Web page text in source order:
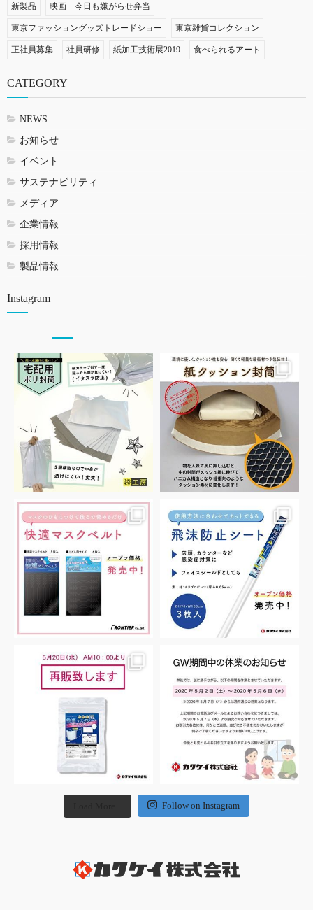
新製品 映画 今日も嫌がらせ弁当
東京ファッショングッズトレードショー 東京雑貨コレクション
正社員募集 社員研修 紙加工技術展2019 食べられるアート
CATEGORY
NEWS
お知らせ
イベント
サステナビリティ
メディア
企業情報
採用情報
製品情報
Instagram
Follow on Instagram